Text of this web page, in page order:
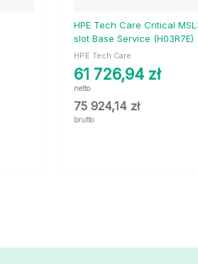
HPE Tech Care Critical
slot Base Service (H03R7E)
HPE Tech Care
61 726,94 zł
netto
75 924,14 zł
brutto